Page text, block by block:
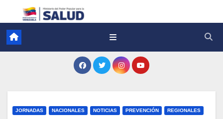
JORNADAS NACIONALES NOTICIAS PREVENCIÓN REGIONALES